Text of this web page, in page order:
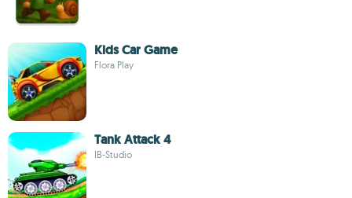
Kids Car Game
Flora Play
Tank Attack 4
IB-Studio